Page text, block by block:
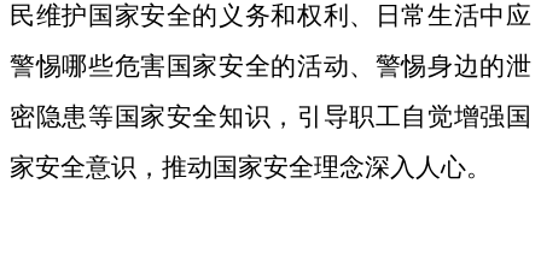
民维护国家安全的义务和权利、日常生活中应
警惕哪些危害国家安全的活动、警惕身边的泄
密隐患等国家安全知识，引导职工自觉增强国
家安全意识，推动国家安全理念深入人心。